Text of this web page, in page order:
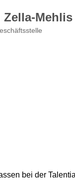
Zella-Mehlis
bei der